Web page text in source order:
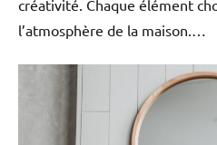
créativité. Chaque élément
l’atmosphère de la maison.…